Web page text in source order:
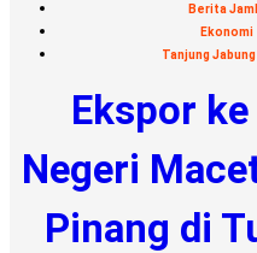
Berita
Ekonomi
Tanjung
Ekspor
Negeri
Pinang di